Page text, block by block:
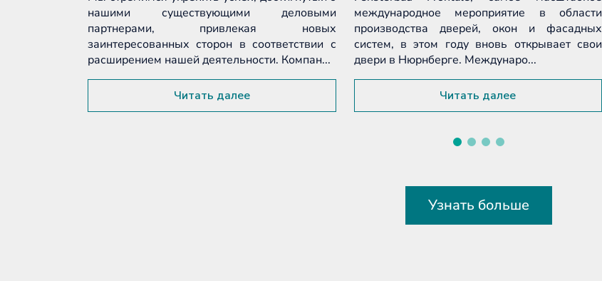
нашими существующими деловыми
партнерами, привлекая новых
заинтересованных сторон в соответствии с
расширением нашей деятельности. Компан...
Читать далее
международное мероприятие в области
производства дверей, окон и фасадных
систем, в этом году вновь открывает свои
двери в Нюрнберге. Междунаро...
Читать далее
Узнать больше